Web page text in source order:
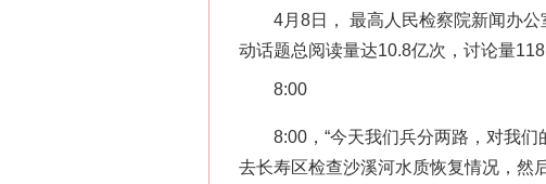
4月8日， 最高人民检察院新闻办公
动话题总阅读量达10.8亿次，讨论量
8:00
8:00，“今天我们兵分两路，对我们
去长寿区检查沙溪河水质恢复情况，然